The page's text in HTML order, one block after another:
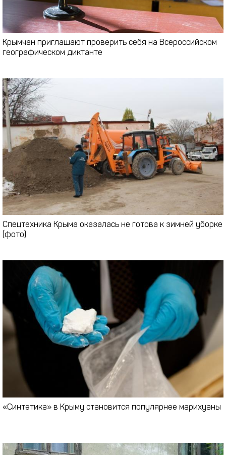
Крымчан приглашают проверить себя на Всероссийском
географическом диктанте
Спецтехника Крыма оказалась не готова к зимней уборке
(фото)
«Синтетика» в Крыму становится популярнее марихуаны